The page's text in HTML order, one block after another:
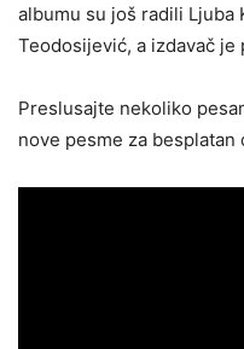
albumu su još radili Ljuba
Teodosijević, a izdavač je
Preslusajte nekoliko
nove pesme za